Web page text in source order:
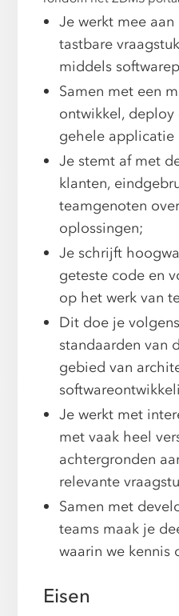
Je werkt mee
tastbare
middels
Samen met een
ontwikkel,
gehele applicatie
Je stemt af met
klanten,
teamgenoten
oplossingen;
Je schrijft
geteste code en
op het werk van
Dit doe je
standaarden van
gebied van
Je werkt met
met vaak heel
achtergronden
relevante
Samen met
teams maak je
waarin we kennis
Eisen